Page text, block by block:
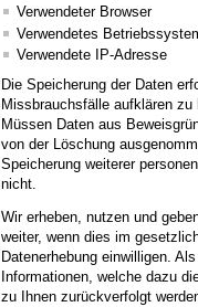
Verwendeter Browser
Verwendetes
Verwendete IP-Adresse
Die Speicherung der Daten
Missbrauchsfälle aufklären
Müssen Daten aus
von der Löschung
Speicherung weiterer
nicht.
Wir erheben, nutzen und
weiter, wenn dies im
Datenerhebung einwilligen.
Informationen, welche dazu
zu Ihnen zurückverfolgt